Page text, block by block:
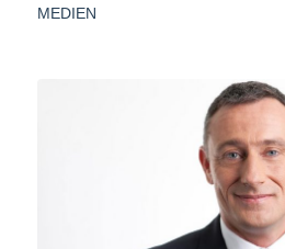
MEDIEN